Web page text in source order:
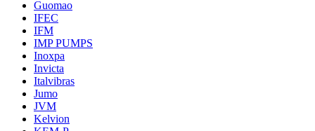
Guomao
IFEC
IFM
IMP PUMPS
Inoxpa
Invicta
Italvibras
Jumo
JVM
Kelvion